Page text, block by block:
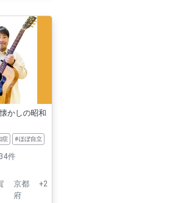
かしの昭和
症 #ほぼ自立
件
京都
府
+2